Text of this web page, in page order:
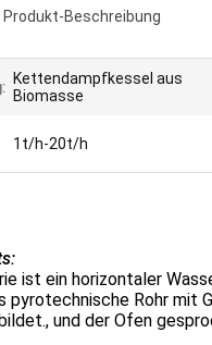
Produkt-Beschreibung
Kettendampfkessel aus
Biomasse
1t/h-20t/h
ist ein horizontaler
pyrotechnische Rohr mit
und der Ofen